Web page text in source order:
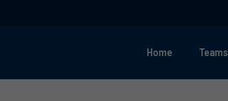
Home Teams